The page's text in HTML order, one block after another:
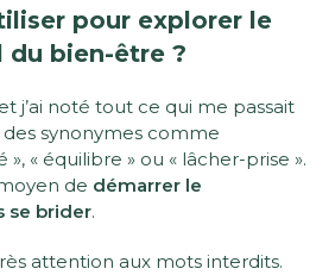
pour explorer le
du bien-être ?
j’ai noté tout ce qui me passait
des synonymes comme
», « équilibre » ou « lâcher-prise ».
de démarrer le
se brider.
attention aux mots interdits.